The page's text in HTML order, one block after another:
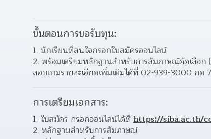
ขั้นตอนการขอรับทุน:
1. นักเรียนที่สนใจกรอกใบสมัครออนไลน์
2. พร้อมเตรียมหลักฐานสำหรับการสัมภาษณ์คัดเลือก (
สอบถามรายละเอียดเพิ่มเติมได้ที่ 02-939-3000 ก
การเตรียมเอกสาร:
1. ใบสมัคร กรอกออนไลน์ได้ที่ https://siba.ac.th/
2. หลักฐานสำหรับการสัมภาษณ์